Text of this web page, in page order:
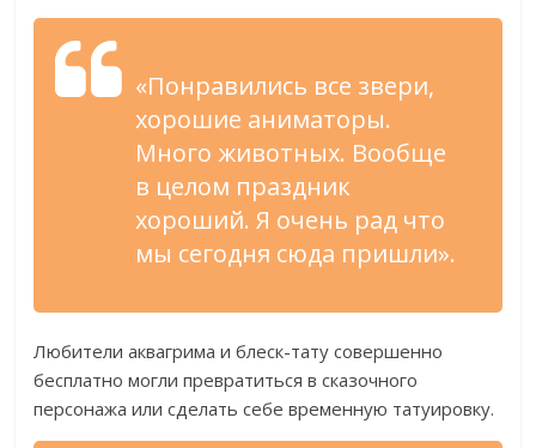
«Понравились все звери,
хорошие аниматоры.
Много животных. Вообще
в целом праздник
хороший. Я очень рад что
мы сегодня сюда пришли».
Любители аквагрима и блеск-тату совершенно
бесплатно могли превратиться в сказочного
персонажа или сделать себе временную татуировку.